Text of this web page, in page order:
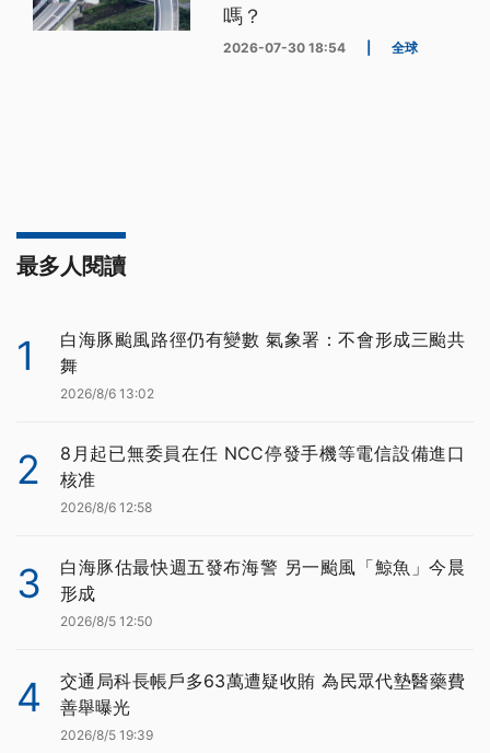
嗎？
2026-07-30 18:54 全球
最多人閱讀
1
白海豚颱風路徑仍有變數 氣象署：不會形成三颱共
舞
2026/8/6 13:02
2
8月起已無委員在任 NCC停發手機等電信設備進口
核准
2026/8/6 12:58
3
白海豚估最快週五發布海警 另一颱風「鯨魚」今晨
形成
2026/8/5 12:50
4
交通局科長帳戶多63萬遭疑收賄 為民眾代墊醫藥費
善舉曝光
2026/8/5 19:39